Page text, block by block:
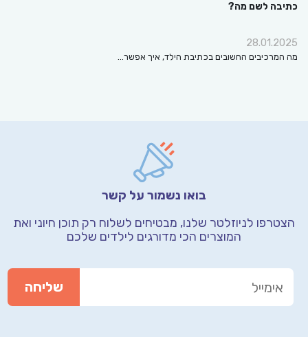
כתיבה לשם מה?
28.01.2025
מה המרכיבים החשובים בכתיבת הילד, איך אפשר…
בואו נשמור על קשר
הצטרפו לניוזלטר שלנו, מבטיחים לשלוח רק תוכן חיוני ואת
המוצרים הכי מדורגים לילדים שלכם